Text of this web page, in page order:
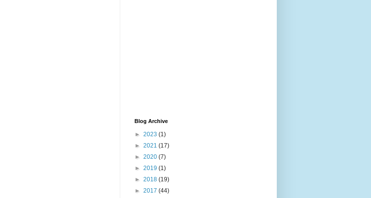
Blog Archive
► 2023 (1)
► 2021 (17)
► 2020 (7)
► 2019 (1)
► 2018 (19)
► 2017 (44)